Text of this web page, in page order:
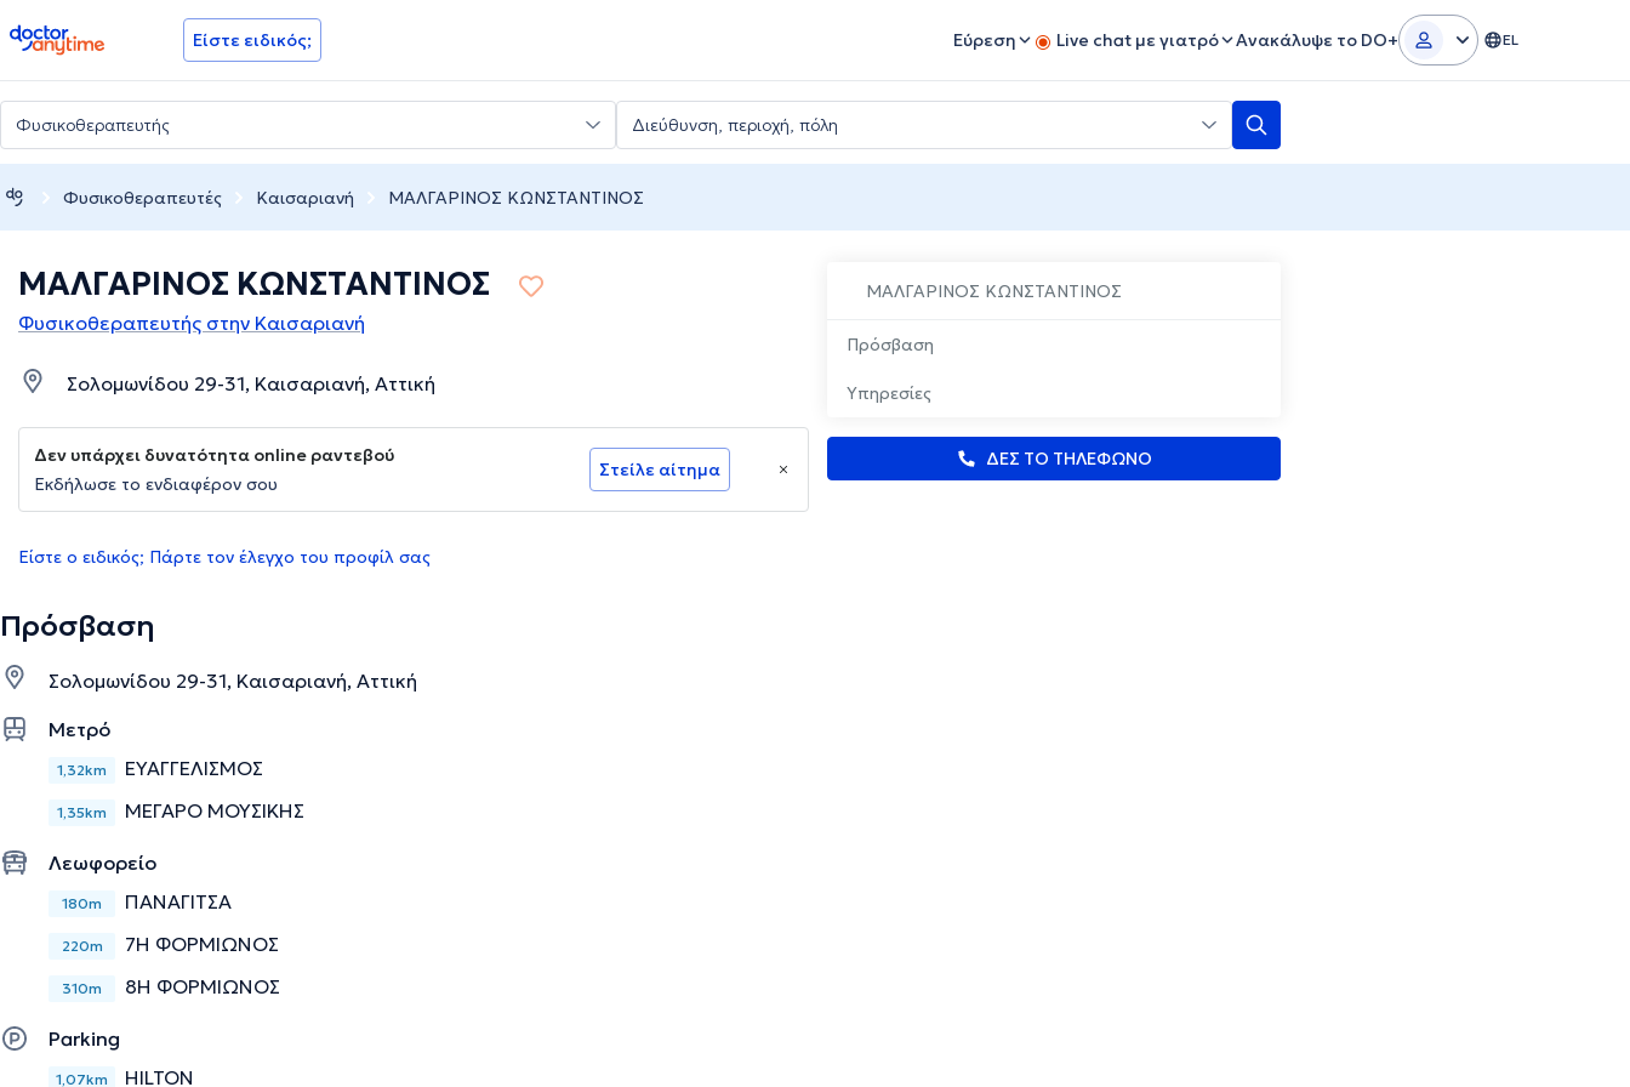
doctoranytime Είστε ειδικός; Εύρεση Live chat με γιατρό Ανακάλυψε το DO+ EL
Φυσικοθεραπευτές Καισαριανή ΜΑΛΓΑΡΙΝΟΣ ΚΩΝΣΤΑΝΤΙΝΟΣ
ΜΑΛΓΑΡΙΝΟΣ ΚΩΝΣΤΑΝΤΙΝΟΣ
Πρόσβαση
Υπηρεσίες
ΔΕΣ ΤΟ ΤΗΛΕΦΩΝΟ
ΜΑΛΓΑΡΙΝΟΣ ΚΩΝΣΤΑΝΤΙΝΟΣ
Φυσικοθεραπευτής στην Καισαριανή
Σολομωνίδου 29-31, Καισαριανή, Αττική
Δεν υπάρχει δυνατότητα online ραντεβού
Εκδήλωσε το ενδιαφέρον σου
Στείλε αίτημα
Είστε ο ειδικός; Πάρτε τον έλεγχο του προφίλ σας
Πρόσβαση
Σολομωνίδου 29-31, Καισαριανή, Αττική
Μετρό
1,32km ΕΥΑΓΓΕΛΙΣΜΟΣ
1,35km ΜΕΓΑΡΟ ΜΟΥΣΙΚΗΣ
Λεωφορείο
180m ΠΑΝΑΓΙΤΣΑ
220m 7Η ΦΟΡΜΙΩΝΟΣ
310m 8Η ΦΟΡΜΙΩΝΟΣ
Parking
1,07km HILTON